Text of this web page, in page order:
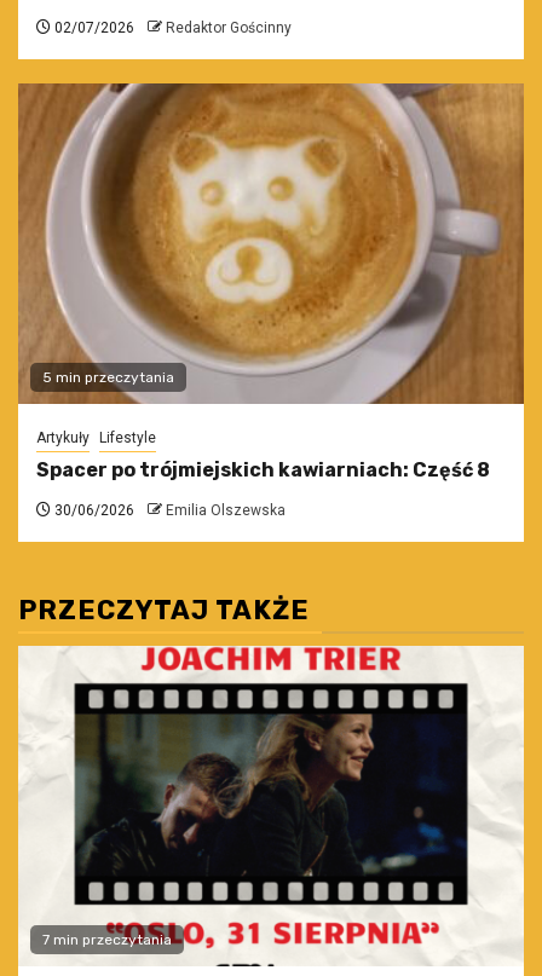
02/07/2026 Redaktor Gościnny
5 min przeczytania
Artykuły Lifestyle
Spacer po trójmiejskich kawiarniach: Część 8
30/06/2026 Emilia Olszewska
PRZECZYTAJ TAKŻE
7 min przeczytania